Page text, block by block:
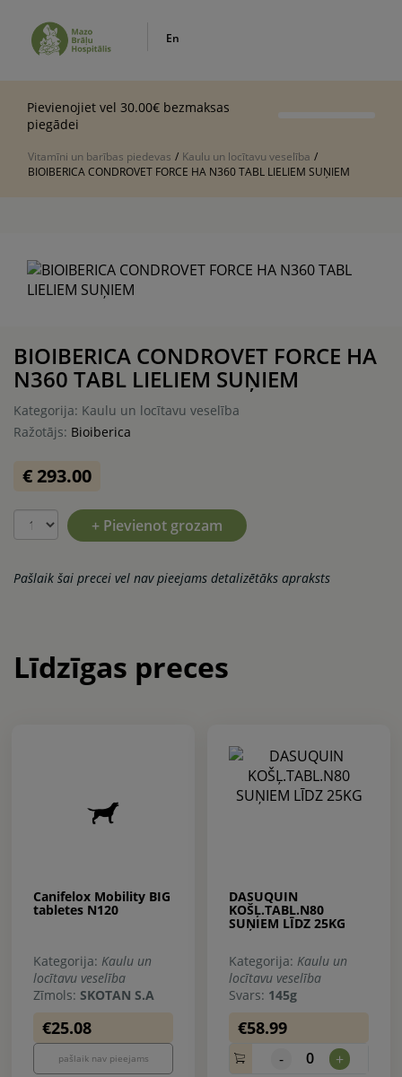
En
Pievienojiet vel 30.00€ bezmaksas
piegādei
Vitamīni un barības piedevas / Kaulu un locītavu veselība /
BIOIBERICA CONDROVET FORCE HA N360 TABL LIELIEM SUŅIEM
BIOIBERICA CONDROVET FORCE HA
N360 TABL LIELIEM SUŅIEM
Kategorija: Kaulu un locītavu veselība
Ražotājs: Bioiberica
€ 293.00
+ Pievienot grozam
Pašlaik šai precei vel nav pieejams detalizētāks apraksts
Līdzīgas preces
Canifelox Mobility BIG
tabletes N120
Kategorija: Kaulu un
locītavu veselība
Zīmols: SKOTAN S.A
€25.08
pašlaik nav pieejams
DASUQUIN
KOŠĻ.TABL.N80
SUŅIEM LĪDZ 25KG
Kategorija: Kaulu un
locītavu veselība
Svars: 145g
€58.99
- 0 +